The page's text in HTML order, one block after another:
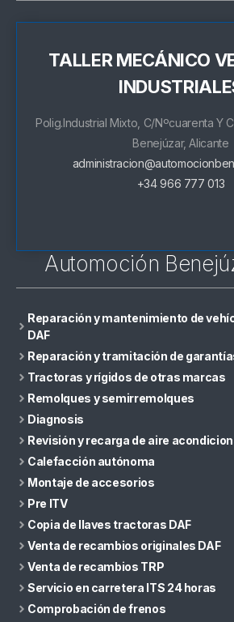
Automoción
Reparación y mantenimiento de
DAF
Reparación y tramitación de
Tractoras y rígidos de otras marcas
Remolques y semirremolques
Diagnosis
Revisión y recarga de aire
Calefacción autónoma
Montaje de accesorios
Pre ITV
Copia de llaves tractoras DAF
Venta de recambios originales DAF
Venta de recambios TRP
Servicio en carretera ITS 24 horas
Comprobación de frenos
TALLER MECÁNICO
Polig.Industrial Mixto, C/Nºcuarenta Y
Benejúzar, Alicante
+34 966 777 013